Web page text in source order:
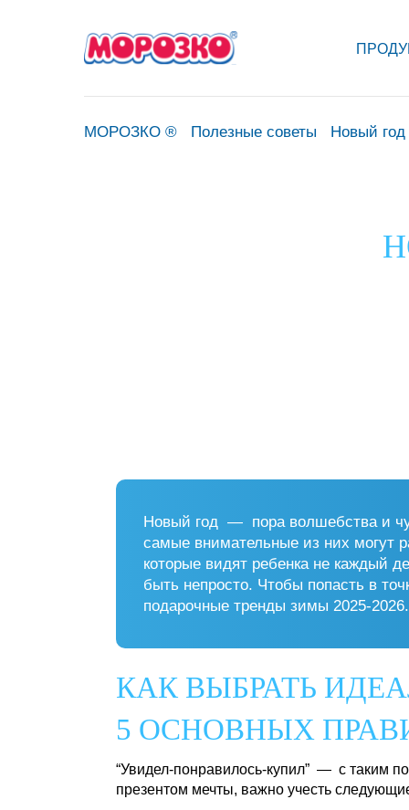
МОРОЗКО ® Полезные советы Новый год
Новый год — пора волшебства и
самые внимательные из них могут
которые видят ребенка не каждый
быть непросто. Чтобы попасть в
подарочные тренды зимы 2025-2026.
КАК ВЫБРАТЬ
5 ОСНОВНЫХ
“Увидел-понравилось-купил” — с таким
презентом мечты, важно учесть